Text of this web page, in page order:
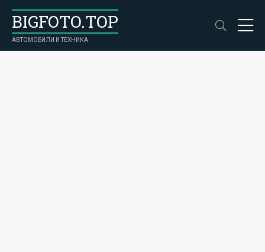
BIGFOTO.TOP
АВТОМОБИЛИ И ТЕХНИКА